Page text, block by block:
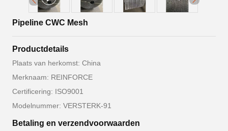
Pipeline CWC Mesh
Productdetails
Plaats van herkomst: China
Merknaam: REINFORCE
Certificering: ISO9001
Modelnummer: VERSTERK-91
Betaling en verzendvoorwaarden